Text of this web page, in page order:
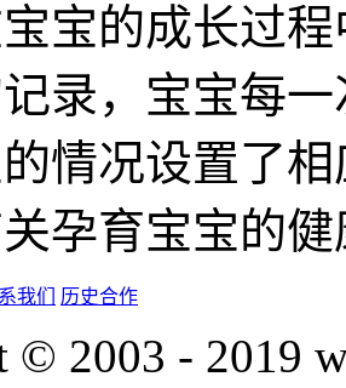
宝的成长过
录，宝宝每
情况设置了
孕育宝宝的
我们 历史合作
© 2003 - 2019